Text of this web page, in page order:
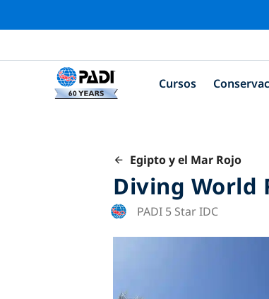
Cursos
Egipto y el Mar Rojo
Diving World
PADI 5 Star IDC